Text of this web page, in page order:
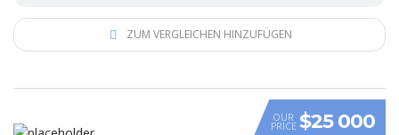
ZUM VERGLEICHEN HINZUFÜGEN
OUR
PRICE $25 000